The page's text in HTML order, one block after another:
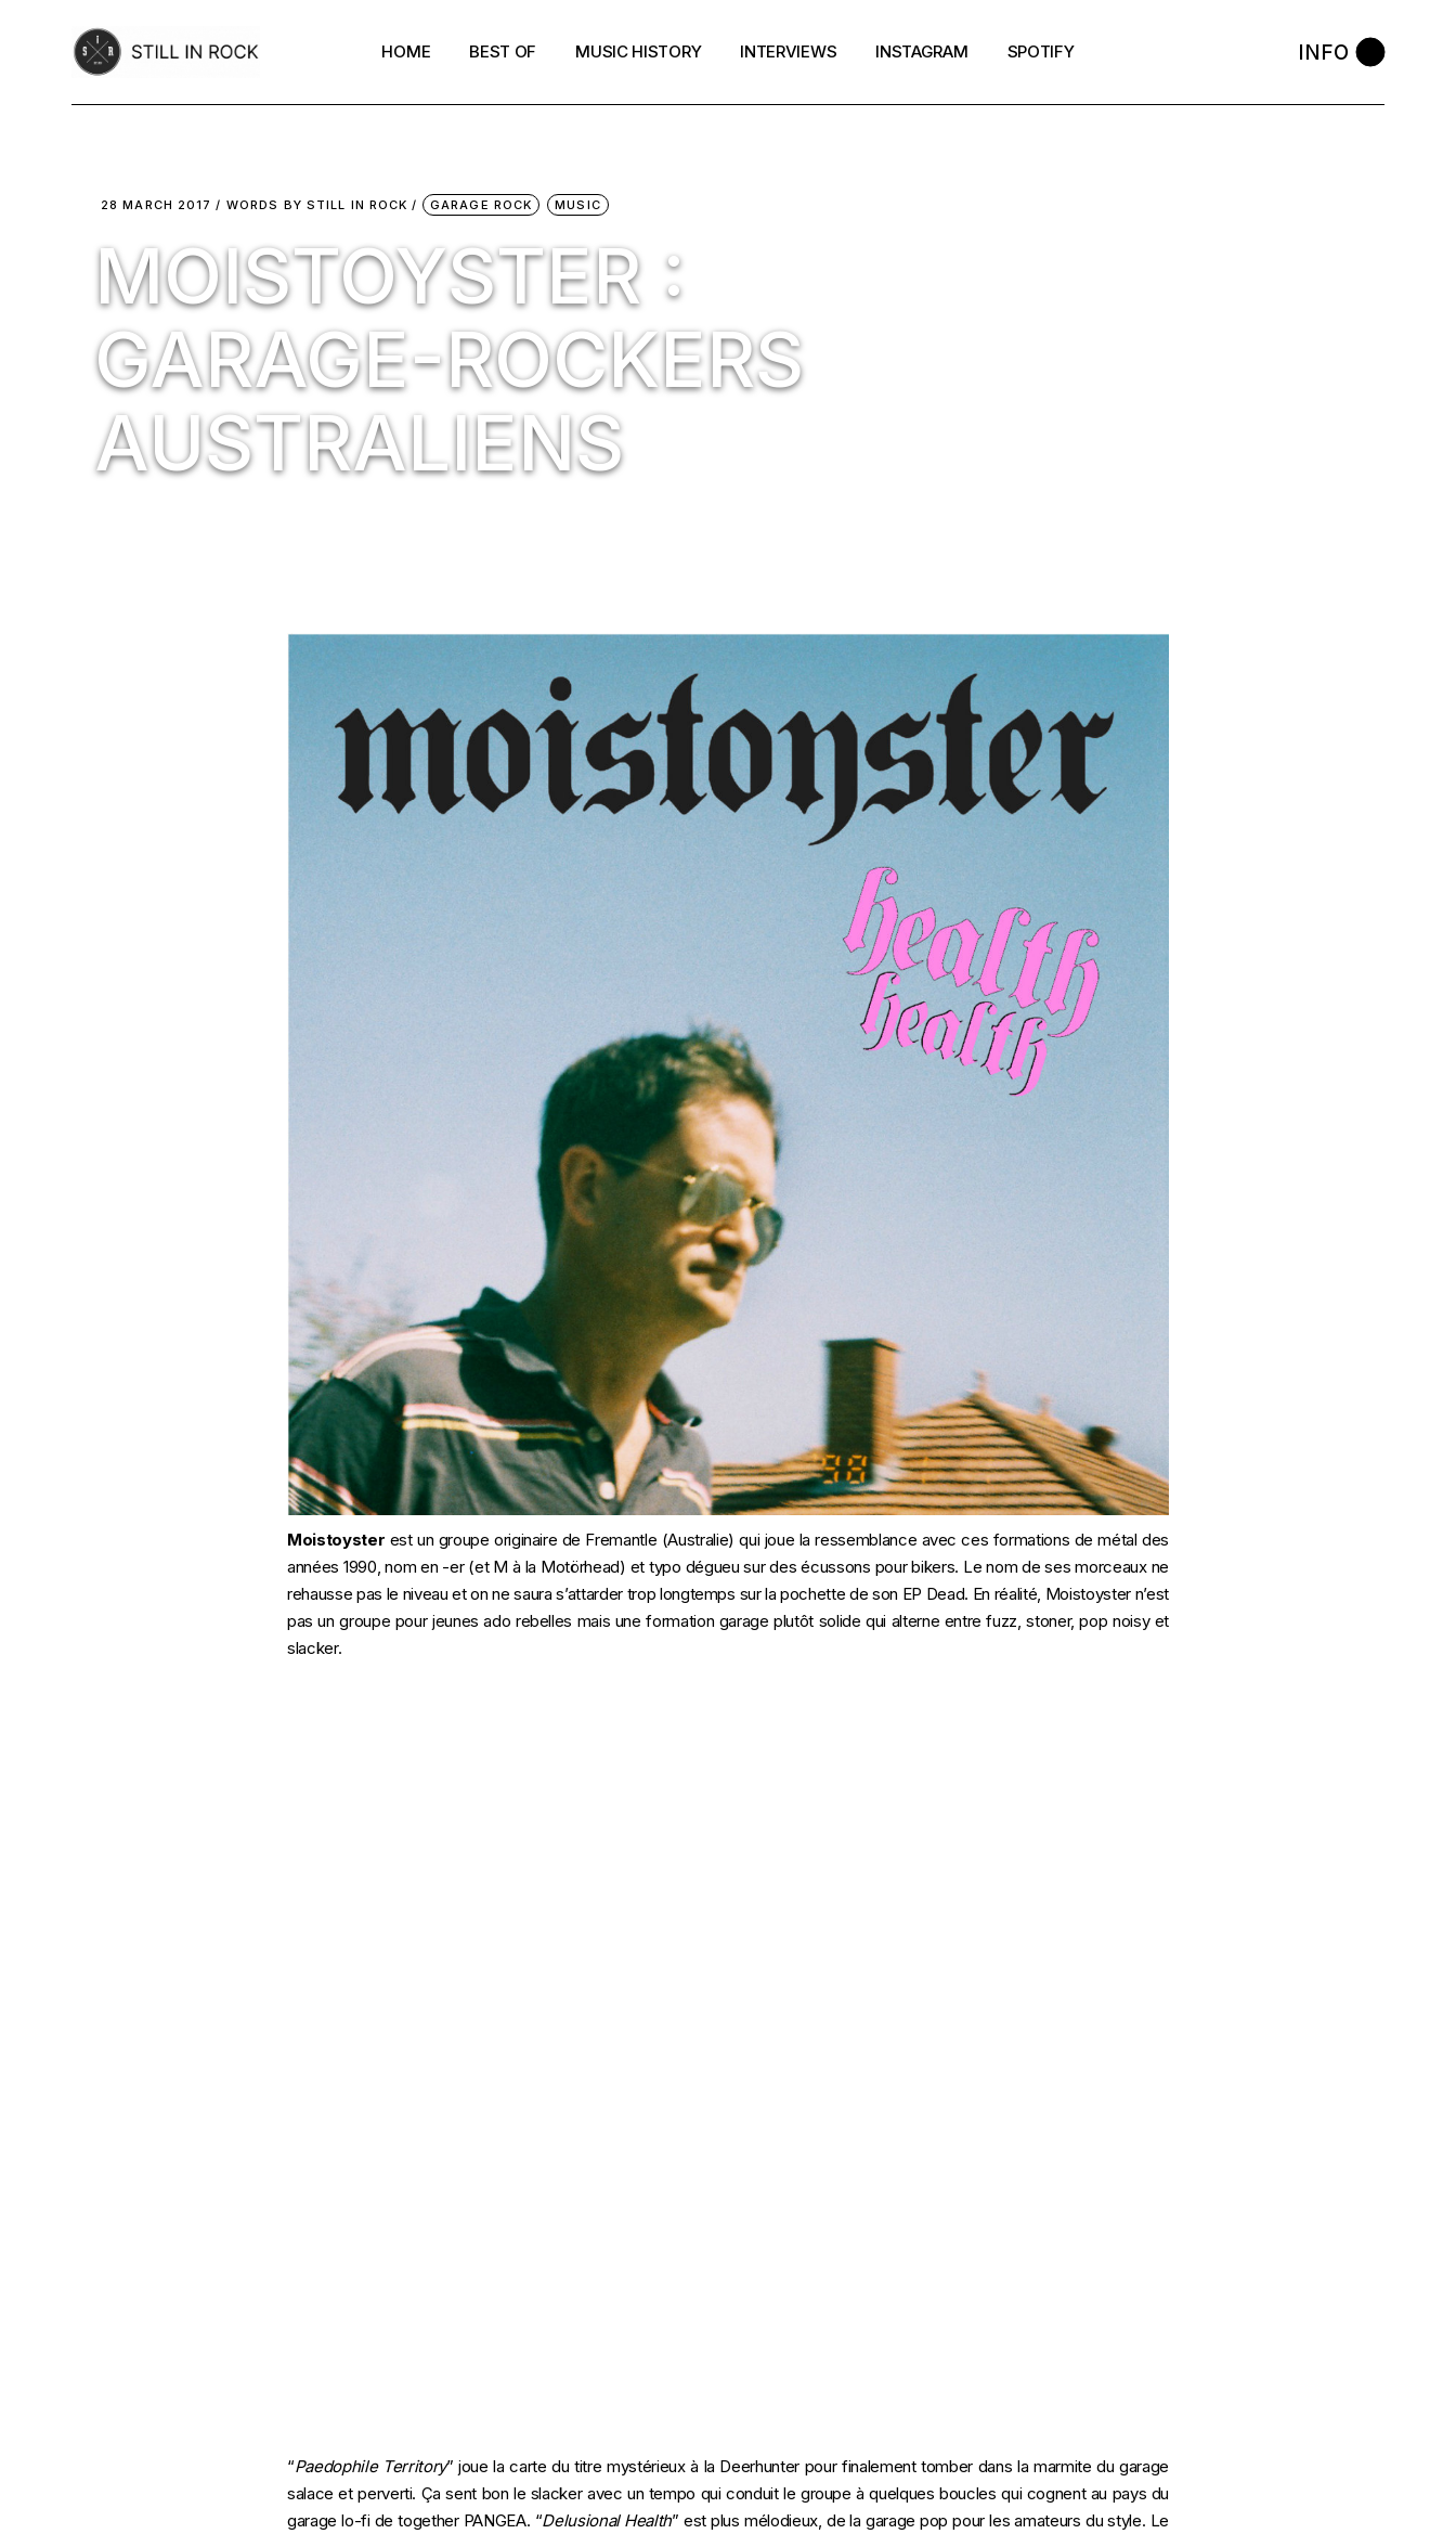
HOME BEST OF MUSIC HISTORY INTERVIEWS INSTAGRAM SPOTIFY INFO
28 MARCH 2017 WORDS BY STILL IN ROCK GARAGE ROCK MUSIC
MOISTOYSTER :
GARAGE-ROCKERS
AUSTRALIENS
Moistoyster est un groupe originaire de Fremantle (Australie) qui joue la ressemblance avec ces formations de métal des
années 1990, nom en -er (et M à la Motörhead) et typo dégueu sur des écussons pour bikers. Le nom de ses morceaux ne
rehausse pas le niveau et on ne saura s’attarder trop longtemps sur la pochette de son EP Dead. En réalité, Moistoyster n’est
pas un groupe pour jeunes ado rebelles mais une formation garage plutôt solide qui alterne entre fuzz, stoner, pop noisy et
slacker.
“Paedophile Territory” joue la carte du titre mystérieux à la Deerhunter pour finalement tomber dans la marmite du garage
salace et perverti. Ça sent bon le slacker avec un tempo qui conduit le groupe à quelques boucles qui cognent au pays du
garage lo-fi de together PANGEA. “Delusional Health” est plus mélodieux, de la garage pop pour les amateurs du style. Le